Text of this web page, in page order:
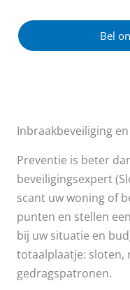
Bel
Inbraakbeveiliging
Preventie is beter
beveiligingsexpert
scant uw woning of
punten en stellen
bij uw situatie en
totaalplaatje: sloten,
gedragspatronen.